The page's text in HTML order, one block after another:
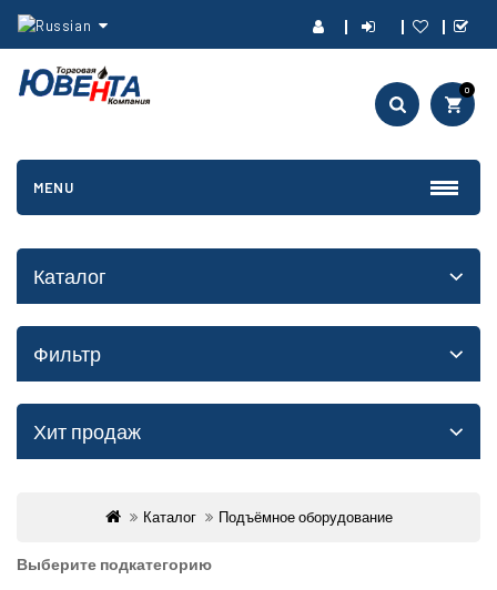
0
MENU
Каталог
Фильтр
Хит продаж
Каталог Подъёмное оборудование
Выберите подкатегорию